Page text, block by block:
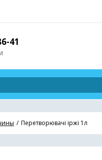
41
Перетворювачі іржі 1л